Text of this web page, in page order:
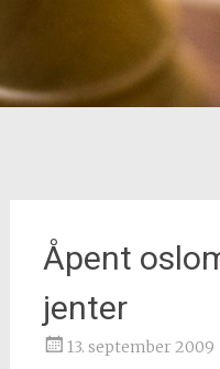
Åpent
jenter
13. september 2009